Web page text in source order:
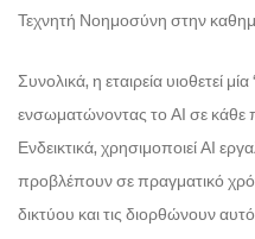
Τεχνητή Νοημοσύνη στην
Συνολικά, η εταιρεία υιοθετεί μία
ενσωματώνοντας το ΑΙ σε κάθε
Ενδεικτικά, χρησιμοποιεί ΑΙ
προβλέπουν σε πραγματικό
δικτύου και τις διορθώνουν